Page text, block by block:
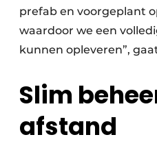
prefab en voorgeplant
waardoor we een
kunnen opleveren”,
Slim
afstand